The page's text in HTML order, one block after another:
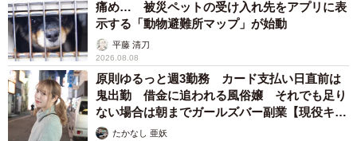
痛め… 被災ペットの受け入れ先をアプリに表
示する「動物避難所マップ」が始動
平藤 清刀
2026.08.08
原則ゆるっと週3勤務 カード支払い日直前は
鬼出勤 借金に追われる風俗嬢 それでも足り
ない場合は朝までガールズバー副業【現役キャ
ストに取材】
たかなし 亜妖